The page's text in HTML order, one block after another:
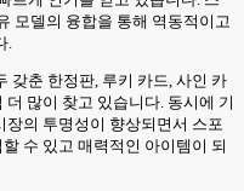
모델의 융합을 통해 역동적이고
.
갖춘 한정판, 루키 카드, 사인 카
많이 찾고 있습니다. 동시에 기
장의 투명성이 향상되면서 스포
수 있고 매력적인 아이템이 되